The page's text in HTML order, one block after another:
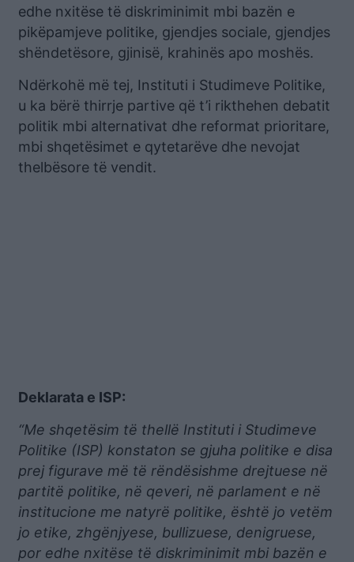
edhe nxitëse të diskriminimit mbi bazën e
pikëpamjeve politike, gjendjes sociale, gjendjes
shëndetësore, gjinisë, krahinës apo moshës.
Ndërkohë më tej, Instituti i Studimeve Politike,
u ka bërë thirrje partive që t’i rikthehen debatit
politik mbi alternativat dhe reformat prioritare,
mbi shqetësimet e qytetarëve dhe nevojat
thelbësore të vendit.
Deklarata e ISP:
“Me shqetësim të thellë Instituti i Studimeve
Politike (ISP) konstaton se gjuha politike e disa
prej figurave më të rëndësishme drejtuese në
partitë politike, në qeveri, në parlament e në
institucione me natyrë politike, është jo vetëm
jo etike, zhgënjyese, bullizuese, denigruese,
por edhe nxitëse të diskriminimit mbi bazën e